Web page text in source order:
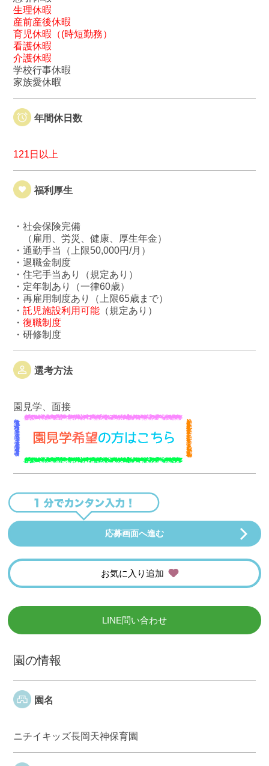
生理休暇
産前産後休暇
育児休暇（(時短勤務）
看護休暇
介護休暇
学校行事休暇
家族愛休暇
年間休日数
121日以上
福利厚生
・社会保険完備
（雇用、労災、健康、厚生年金）
・通勤手当（上限50,000円/月）
・退職金制度
・住宅手当あり（規定あり）
・定年制あり（一律60歳）
・再雇用制度あり（上限65歳まで）
・ 託児施設利用可能（規定あり）
・ 復職制度
・研修制度
選考方法
園見学、面接
応募画面へ進む
お気に入り追加
LINE問い合わせ
園の情報
園名
ニチイキッズ長岡天神保育園